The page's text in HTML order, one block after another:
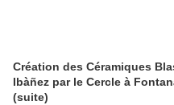
Création des Céramiques
Ibàñez par le Cercle à
(suite)